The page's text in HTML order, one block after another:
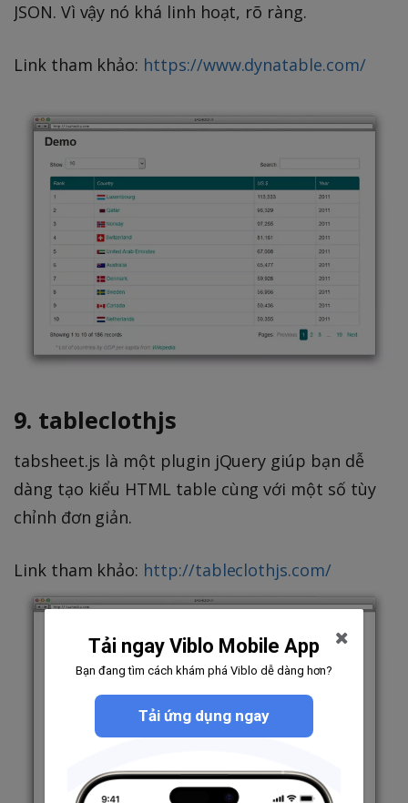
JSON. Vì vậy nó khá linh hoạt, rõ ràng.
Link tham khảo: https://www.dynatable.com/
9. tableclothjs
tabsheet.js là một plugin jQuery giúp bạn dễ
dàng tạo kiểu HTML table cùng với một số tùy
chỉnh đơn giản.
Link tham khảo: http://tableclothjs.com/
Tải ngay Viblo Mobile App
Bạn đang tìm cách khám phá Viblo dễ dàng hơn?
Tải ứng dụng ngay